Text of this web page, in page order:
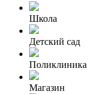
Школа
Детский сад
Поликлиника
Магазин